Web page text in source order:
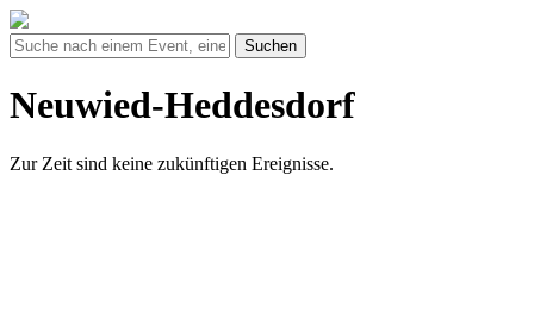
Suchen
Neuwied-Heddesdorf
Zur Zeit sind keine zukünftigen Ereignisse.